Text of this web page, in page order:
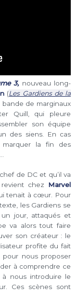
3, nouveau long-
(Les Gardiens de la
bande de marginaux
Quill, qui pleure
son équipe
des siens. En cas
marquer la fin des
de DC et qu’il va
revient chez Marvel
tenait à cœur. Pour
les Gardiens se
jour, attaqués et
va alors tout faire
son créateur : le
profite du fait
nous proposer
à comprendre ce
à nous introduire le
Ces scènes sont